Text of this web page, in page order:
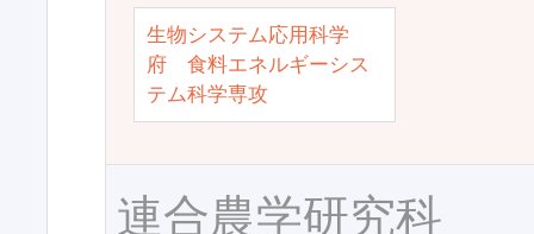
生物システム応用科学
府 食料エネルギーシス
テム科学専攻
連合農学研究科